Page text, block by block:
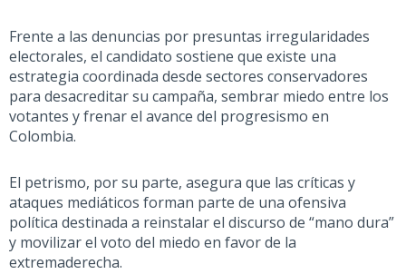
Frente a las denuncias por presuntas irregularidades
electorales, el candidato sostiene que existe una
estrategia coordinada desde sectores conservadores
para desacreditar su campaña, sembrar miedo entre los
votantes y frenar el avance del progresismo en
Colombia.
El petrismo, por su parte, asegura que las críticas y
ataques mediáticos forman parte de una ofensiva
política destinada a reinstalar el discurso de “mano dura”
y movilizar el voto del miedo en favor de la
extremaderecha.